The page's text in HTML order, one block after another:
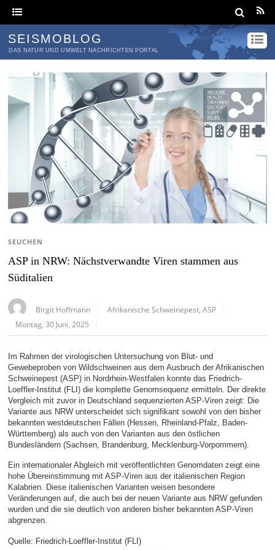
SEISMOBLOG
DAS NATUR UND UMWELT NACHRICHTEN PORTAL
SEUCHEN
ASP in NRW: Nächstverwandte Viren stammen aus
Süditalien
Birgit Hoffmann Afrikanische Schweinepest ,ASP
Montag, 30 Juni, 2025
Im Rahmen der virologischen Untersuchung von Blut- und
Gewebeproben von Wildschweinen aus dem Ausbruch der Afrikanischen
Schweinepest (ASP) in Nordrhein-Westfalen konnte das Friedrich-
Loeffler-Institut (FLI) die komplette Genomsequenz ermitteln. Der direkte
Vergleich mit zuvor in Deutschland sequenzierten ASP-Viren zeigt: Die
Variante aus NRW unterscheidet sich signifikant sowohl von den bisher
bekannten westdeutschen Fällen (Hessen, Rheinland-Pfalz, Baden-
Württemberg) als auch von den Varianten aus den östlichen
Bundesländern (Sachsen, Brandenburg, Mecklenburg-Vorpommern).
Ein internationaler Abgleich mit veröffentlichten Genomdaten zeigt eine
hohe Übereinstimmung mit ASP-Viren aus der italienischen Region
Kalabrien. Diese italienischen Varianten weisen besondere
Veränderungen auf, die auch bei der neuen Variante aus NRW gefunden
wurden und die sie deutlich von anderen bisher bekannten ASP-Viren
abgrenzen.
Quelle: Friedrich-Loeffler-Institut (FLI)